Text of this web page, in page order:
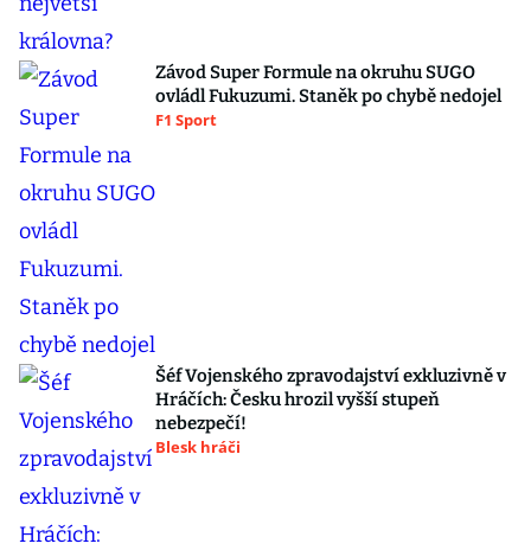
Závod Super Formule na okruhu SUGO
ovládl Fukuzumi. Staněk po chybě nedojel
F1 Sport
Šéf Vojenského zpravodajství exkluzivně v
Hráčích: Česku hrozil vyšší stupeň
nebezpečí!
Blesk hráči